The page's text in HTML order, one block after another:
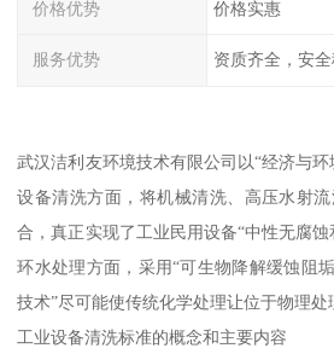
价格优势 价格实惠
服务优势 资质齐全，安
武汉洁利友环境技术有限公司以“经济与
设备清洗方面，将机械清洗、高压水射
合，真正实现了工业民用设备“中性无腐
环水处理方面，采用“可生物降解缓蚀阻
技术”尽可能使传统化学处理让位于物理处
工业设备清洗标准的概念和主要内容